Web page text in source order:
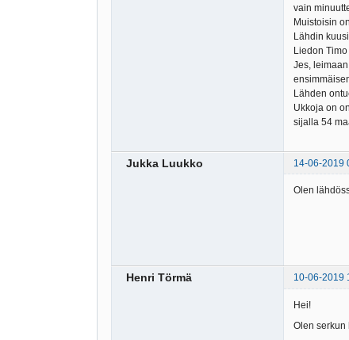
vain
Muistoisin
Lähdin
Liedon
Jes,
Lähden
Ukkoja on
sijalla 54
Jukka Luukko 14-06-2019
Olen
Henri Törmä 10-06-2019
Hei!
Olen serkun